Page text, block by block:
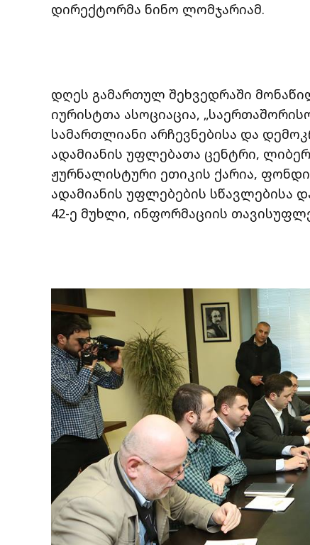
დირექტორმა ნინო ლომჯარიამ.
დღეს გამართულ შეხვედრაში
იურისტთა ასოციაცია,
სამართლიანი არჩევნებისა და
ადამიანის უფლებათა ცენტრი,
ჟურნალისტური ეთიკის ქარია,
ადამიანის უფლებების სწავლებისა
42-ე მუხლი, ინფორმაციის